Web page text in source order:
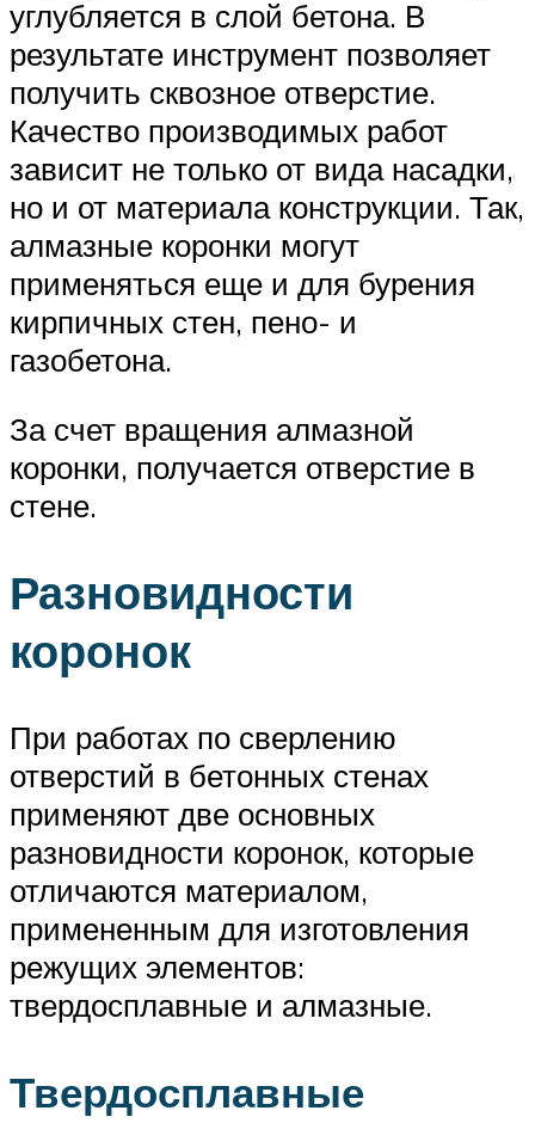
углубляется в слой бетона. В
результате инструмент позволяет
получить сквозное отверстие.
Качество производимых работ
зависит не только от вида насадки,
но и от материала конструкции. Так,
алмазные коронки могут
применяться еще и для бурения
кирпичных стен, пено- и
газобетона.
За счет вращения алмазной
коронки, получается отверстие в
стене.
Разновидности
коронок
При работах по сверлению
отверстий в бетонных стенах
применяют две основных
разновидности коронок, которые
отличаются материалом,
примененным для изготовления
режущих элементов:
твердосплавные и алмазные.
Твердосплавные